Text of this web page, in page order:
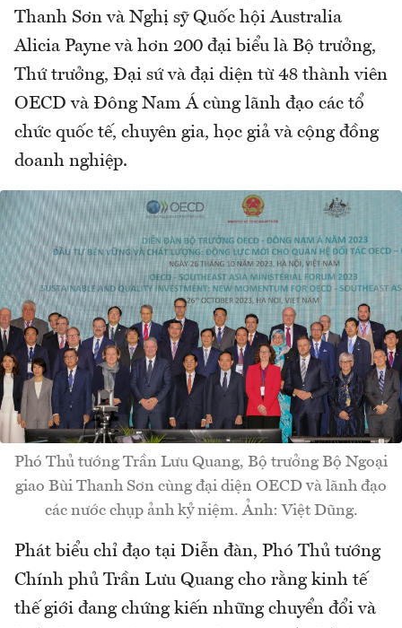
Thanh Sơn và Nghị sỹ Quốc hội Australia
Alicia Payne và hơn 200 đại biểu là Bộ trưởng,
Thứ trưởng, Đại sứ và đại diện từ 48 thành viên
OECD và Đông Nam Á cùng lãnh đạo các tổ
chức quốc tế, chuyên gia, học giả và cộng đồng
doanh nghiệp.
Phó Thủ tướng Trần Lưu Quang, Bộ trưởng Bộ Ngoại
giao Bùi Thanh Sơn cùng đại diện OECD và lãnh đạo
các nước chụp ảnh kỷ niệm. Ảnh: Việt Dũng.
Phát biểu chỉ đạo tại Diễn đàn, Phó Thủ tướng
Chính phủ Trần Lưu Quang cho rằng kinh tế
thế giới đang chứng kiến những chuyển đổi và